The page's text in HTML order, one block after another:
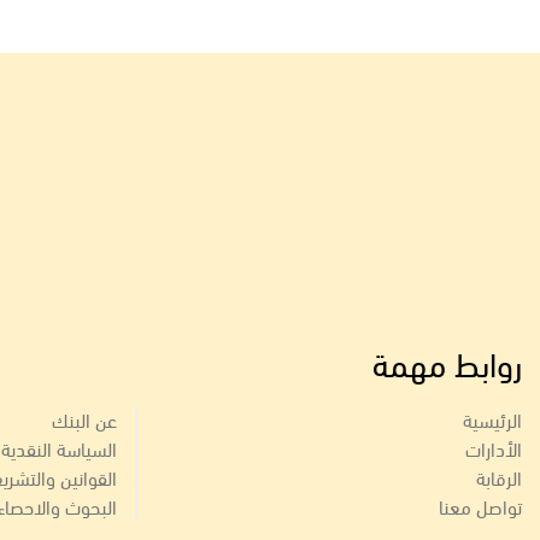
روابط مهمة
الرئيسية
الأدارات
الرقابة
تواصل معنا
عن البنك
السياسة النقدية
القوانين
البحوث